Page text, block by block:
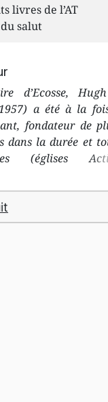
livres de l’AT
salut
d’Ecosse,
a été à la
fondateur de
dans la durée et
(églises
de jeunesse
devenue
édition de Bibles et
Biblique de